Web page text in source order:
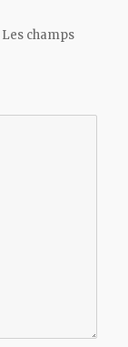
Les champs